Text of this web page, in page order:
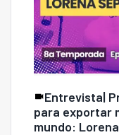
Entrevista|
para exportar
mundo: